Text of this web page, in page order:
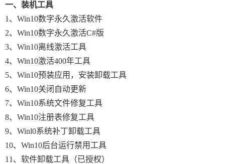
一、装机工具
1、Win10数字永久激活软件
2、Win10数字永久激活C#版
3、Win10离线激活工具
4、Win10激活400年工具
5、Win10预装应用，安装卸载工具
6、Win10关闭自动更新
7、Win10系统文件修复工具
8、Win10注册表修复工具
9、Winl0系统补丁卸载工具
10、Win10后台运行禁用工具
11、软件卸载工具（已授权）